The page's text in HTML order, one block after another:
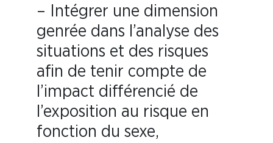
– Intégrer une dimension
genrée dans l’analyse des
situations et des risques
afin de tenir compte de
l’impact différencié de
l’exposition au risque en
fonction du sexe,